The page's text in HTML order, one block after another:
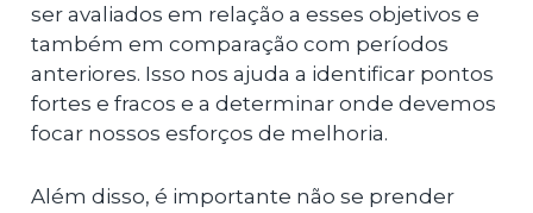
ser avaliados em relação a esses objetivos e
também em comparação com períodos
anteriores. Isso nos ajuda a identificar pontos
fortes e fracos e a determinar onde devemos
focar nossos esforços de melhoria.
Além disso, é importante não se prender